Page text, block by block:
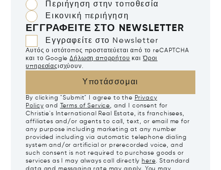
Περιήγηση στην τοποθεσία
Εικονική περιήγηση
ΕΓΓΡΑΦΕΊΤΕ ΣΤΟ NEWSLETTER
Εγγραφείτε στο Newsletter
Αυτός ο ιστότοπος προστατεύεται από το reCAPTCHA
και το Google Δήλωση απορρήτου καιΌροι
υπηρεσίαςισχύουν.
Υποτάσσομαι
By clicking "Submit" I agree to the Privacy
Policy and Terms of Service, and I consent for
Christie's International Real Estate, its franchisees,
affiliates and/or agents to call, text, or email me for
any purpose including marketing at any number
provided including via automatic telephone dialing
system and/or artificial or prerecorded voice, and
such consent is not required to purchase goods or
services as I may always call directly here. Standard